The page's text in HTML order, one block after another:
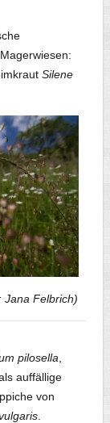
Silene
Jana Felbrich)
pilosella
als auffällige
von